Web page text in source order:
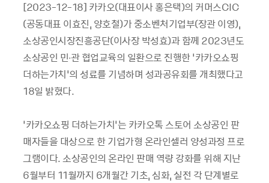
[2023-12-18] 카카오(대표이사 홍은택)의 커머스CIC
(공동대표 이효진, 양호철)가 중소벤처기업부(장관 이영),
소상공인시장진흥공단(이사장 박성효)과 함께 2023년도
소상공인 민∙관 협업교육의 일환으로 진행한 ‘카카오쇼핑
더하는가치’의 성료를 기념하며 성과공유회를 개최했다고
18일 밝혔다.
‘카카오쇼핑 더하는가치’는 카카오톡 스토어 소상공인 판
매자들을 대상으로 한 기업가형 온라인셀러 양성과정 프로
그램이다. 소상공인의 온라인 판매 역량 강화를 위해 지난
6월부터 11월까지 6개월간 기초, 심화, 실전 각 단계별로